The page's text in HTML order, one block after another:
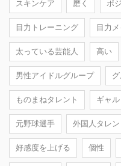
スキンケア 磨く ポ
目力トレーニング 目力
太っている芸能人 高い
男性アイドルグループ
ものまねタレント ギャル
元野球選手 外国人タレン
好感度を上げる 個性